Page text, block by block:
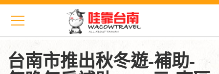
台南市推出秋冬遊-補助-